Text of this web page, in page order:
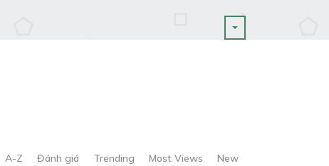
A-Z Đánh giá Trending Most Views New